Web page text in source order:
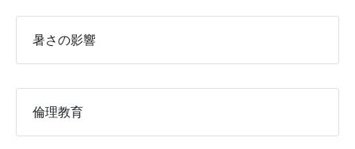
暑さの影響
倫理教育